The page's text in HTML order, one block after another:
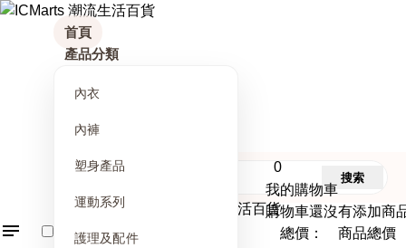
首頁
產品分類
內衣
內褲
塑身產品
運動系列
護理及配件
0
我的購物車
購物車還沒有添加商
總價： 商品總價
搜索